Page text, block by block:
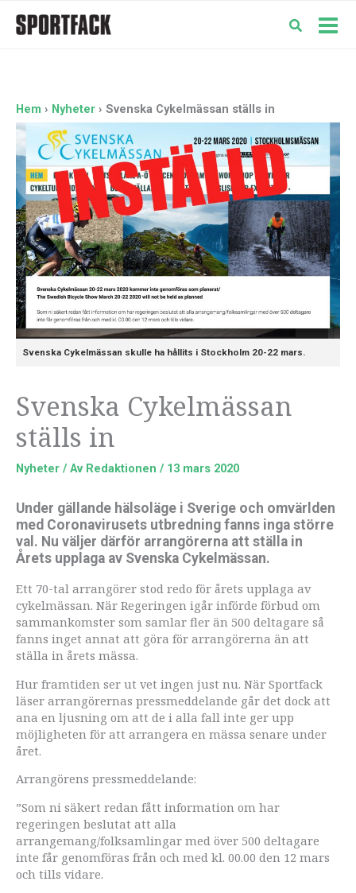
Hem Nyheter Svenska Cykelmässan ställs in
Svenska Cykelmässan skulle ha hållits i Stockholm 20-22 mars.
Svenska Cykelmässan
ställs in
Nyheter / Av Redaktionen / 13 mars 2020
Under gällande hälsoläge i Sverige och omvärlden
med Coronavirusets utbredning fanns inga större
val. Nu väljer därför arrangörerna att ställa in
Årets upplaga av Svenska Cykelmässan.
Ett 70-tal arrangörer stod redo för årets upplaga av
cykelmässan. När Regeringen igår införde förbud om
sammankomster som samlar fler än 500 deltagare så
fanns inget annat att göra för arrangörerna än att
ställa in årets mässa.
Hur framtiden ser ut vet ingen just nu. När Sportfack
läser arrangörernas pressmeddelande går det dock att
ana en ljusning om att de i alla fall inte ger upp
möjligheten för att arrangera en mässa senare under
året.
Arrangörens pressmeddelande:
”Som ni säkert redan fått information om har
regeringen beslutat att alla
arrangemang/folksamlingar med över 500 deltagare
inte får genomföras från och med kl. 00.00 den 12 mars
och tills vidare.